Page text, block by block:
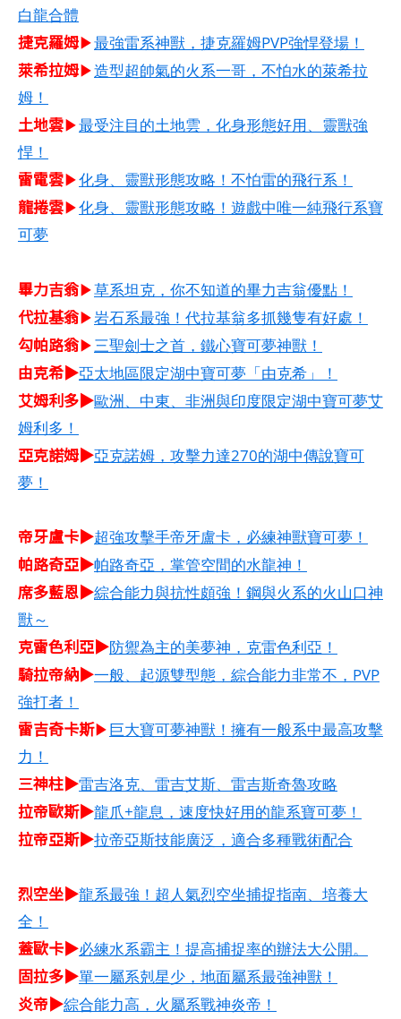
白龍合體
捷克羅姆​▶最強雷系神獸，捷克羅姆PVP強悍登場！
萊希拉姆​▶造型超帥氣的火系一哥，不怕水的萊希拉
姆！
土地雲▶最受注目的土地雲，化身形態好用、靈獸強
悍！
雷電雲▶化身、靈獸形態攻略！不怕雷的飛行系！
龍捲雲▶化身、靈獸形態攻略！遊戲中唯一純飛行系寶
可夢
畢力吉翁▶草系坦克，你不知道的畢力吉翁優點！
代拉基翁▶岩石系最強！代拉基翁多抓幾隻有好處！
勾帕路翁▶三聖劍士之首，鐵心寶可夢神獸！
由克希▶亞太地區限定湖中寶可夢「由克希」！
艾姆利多▶歐洲、中東、非洲與印度限定湖中寶可夢艾
姆利多！
亞克諾姆▶亞克諾姆，攻擊力達270的湖中傳說寶可
夢！
帝牙盧卡▶超強攻擊手帝牙盧卡，必練神獸寶可夢！
帕路奇亞▶帕路奇亞，掌管空間的水龍神！
席多藍恩▶綜合能力與抗性頗強！鋼與火系的火山口神
獸～
克雷色利亞▶防禦為主的美夢神，克雷色利亞！
騎拉帝納▶一般、起源雙型態，綜合能力非常不，PVP
強打者！
雷吉奇卡斯▶巨大寶可夢神獸！擁有一般系中最高攻擊
力！
三神柱▶雷吉洛克、雷吉艾斯、雷吉斯奇魯攻略
拉帝歐斯▶龍爪+龍息，速度快好用的龍系寶可夢！
拉帝亞斯▶拉帝亞斯技能廣泛，適合多種戰術配合
烈空坐▶龍系最強！超人氣烈空坐捕捉指南、培養大
全！
蓋歐卡▶必練水系霸主！提高捕捉率的辦法大公開。
固拉多▶單一屬系剋星少，地面屬系最強神獸！
炎帝▶綜合能力高，火屬系戰神炎帝！